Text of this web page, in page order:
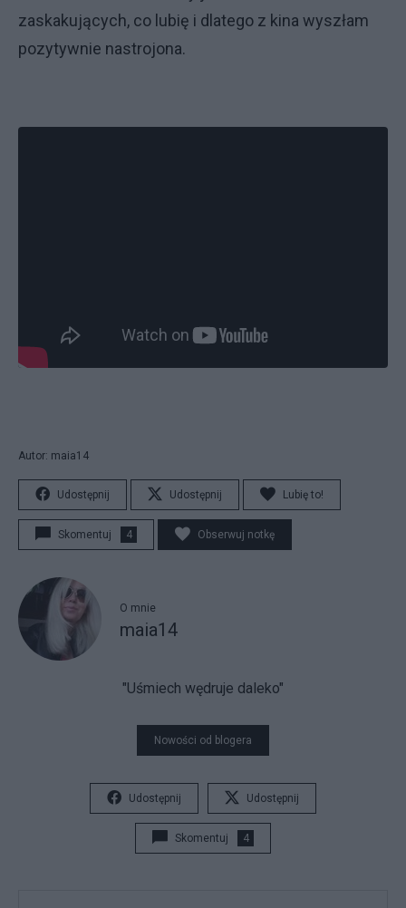
zaskakujących, co lubię i dlatego z kina wyszłam
pozytywnie nastrojona.
Autor: maia14
Udostępnij Udostępnij Lubię to!
Skomentuj 4 Obserwuj notkę
O mnie
maia14
"Uśmiech wędruje daleko"
Nowości od blogera
Udostępnij Udostępnij
Skomentuj 4